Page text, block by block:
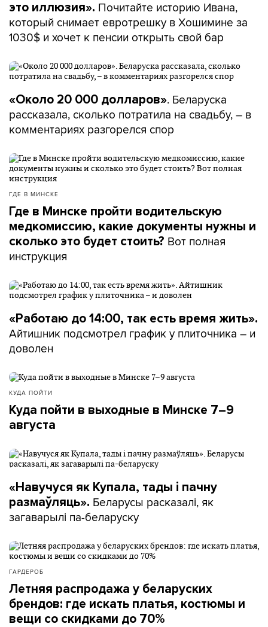
это иллюзия». Почитайте историю Ивана,
который снимает евротрешку в Хошимине за
1030$ и хочет к пенсии открыть свой бар
«Около 20 000 долларов». Беларуска
рассказала, сколько потратила на свадьбу, – в
комментариях разгорелся спор
ГДЕ В МИНСКЕ
Где в Минске пройти водительскую
медкомиссию, какие документы нужны и
сколько это будет стоить? Вот полная
инструкция
«Работаю до 14:00, так есть время жить».
Айтишник подсмотрел график у плиточника – и
доволен
КУДА ПОЙТИ
Куда пойти в выходные в Минске 7–9
августа
«Навучуся як Купала, тады і пачну
размаўляць». Беларусы расказалі, як
загаварылі па-беларуску
ГАРДЕРОБ
Летняя распродажа у беларуских
брендов: где искать платья, костюмы и
вещи со скидками до 70%